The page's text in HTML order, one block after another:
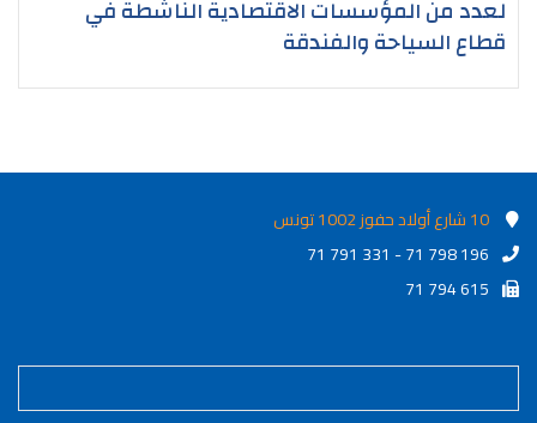
لعدد من المؤسسات الاقتصادية الناشطة في
قطاع السياحة والفندقة
10 شارع أولاد حفوز 1002 تونس
71 791 331 - 71 798 196
71 794 615